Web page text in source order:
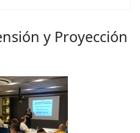
y Proyección